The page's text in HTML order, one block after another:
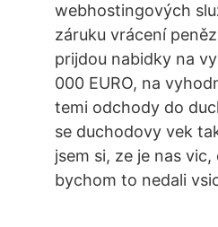
webhostingových
záruku vrácení
prijdou nabidky na
000 EURO, na
temi odchody do
se duchodovy vek
jsem si, ze je nas
bychom to nedali